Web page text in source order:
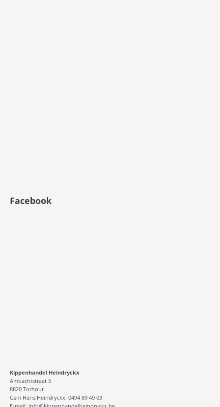
Facebook
Kippenhandel Heindryckx
Ambachtstraat 5
8820 Torhout
Gsm Hans Heindryckx: 0494 89 49 03